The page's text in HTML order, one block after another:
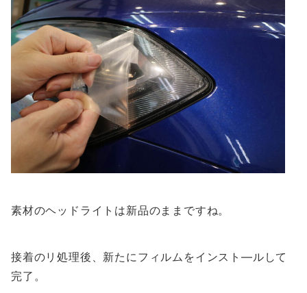
素材のヘッドライトは新品のままですね。
接着のリ処理後、新たにフィルムをインスト―ルして
完了。